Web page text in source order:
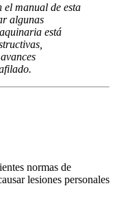
el manual de esta
algunas
está
normas de
lesiones personales